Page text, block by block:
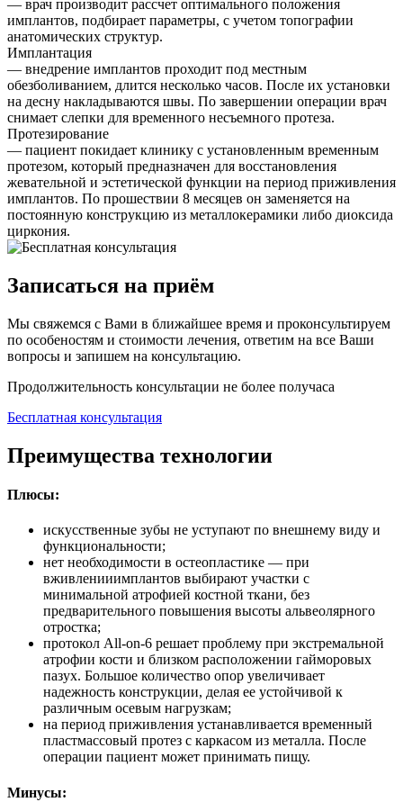
— врач производит рассчет оптимального положения
имплантов, подбирает параметры, с учетом топографии
анатомических структур.
Имплантация
— внедрение имплантов проходит под местным
обезболиванием, длится несколько часов. После их установки
на десну накладываются швы. По завершении операции врач
снимает слепки для временного несъемного протеза.
Протезирование
— пациент покидает клинику с установленным временным
протезом, который предназначен для восстановления
жевательной и эстетической функции на период приживления
имплантов. По прошествии 8 месяцев он заменяется на
постоянную конструкцию из металлокерамики либо диоксида
циркония.
Записаться на приём
Мы свяжемся с Вами в ближайшее время и проконсультируем
по особеностям и стоимости лечения, ответим на все Ваши
вопросы и запишем на консультацию.
Продолжительность консультации не более получаса
Бесплатная консультация
Преимущества технологии
Плюсы:
искусственные зубы не уступают по внешнему виду и
функциональности;
нет необходимости в остеопластике — при
вживленииимплантов выбирают участки с
минимальной атрофией костной ткани, без
предварительного повышения высоты альвеолярного
отростка;
протокол All-on-6 решает проблему при экстремальной
атрофии кости и близком расположении гайморовых
пазух. Большое количество опор увеличивает
надежность конструкции, делая ее устойчивой к
различным осевым нагрузкам;
на период приживления устанавливается временный
пластмассовый протез с каркасом из металла. После
операции пациент может принимать пищу.
Минусы: